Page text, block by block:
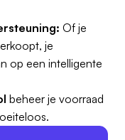
Of je
je
op een intelligente
beheer je voorraad